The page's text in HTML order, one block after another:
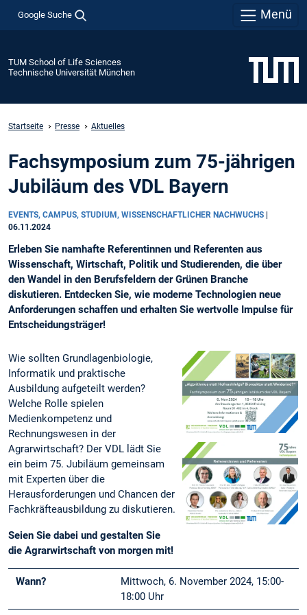
Google Suche Menü
TUM School of Life Sciences
Technische Universität München
Startseite Presse Aktuelles
Fachsymposium zum 75-jährigen
Jubiläum des VDL Bayern
EVENTS, CAMPUS, STUDIUM, WISSENSCHAFTLICHER NACHWUCHS
06.11.2024
Erleben Sie namhafte Referentinnen und Referenten aus
Wissenschaft, Wirtschaft, Politik und Studierenden, die über
den Wandel in den Berufsfeldern der Grünen Branche
diskutieren. Entdecken Sie, wie moderne Technologien neue
Anforderungen schaffen und erhalten Sie wertvolle Impulse für
Entscheidungsträger!
Wie sollten Grundlagenbiologie,
Informatik und praktische
Ausbildung aufgeteilt werden?
Welche Rolle spielen
Medienkompetenz und
Rechnungswesen in der
Agrarwirtschaft? Der VDL lädt Sie
ein beim 75. Jubiläum gemeinsam
mit Experten über die
Herausforderungen und Chancen der
Fachkräfteausbildung zu diskutieren.
Seien Sie dabei und gestalten Sie
die Agrarwirtschaft von morgen mit!
Wann?
Mittwoch, 6. November 2024, 15:00-
18:00 Uhr